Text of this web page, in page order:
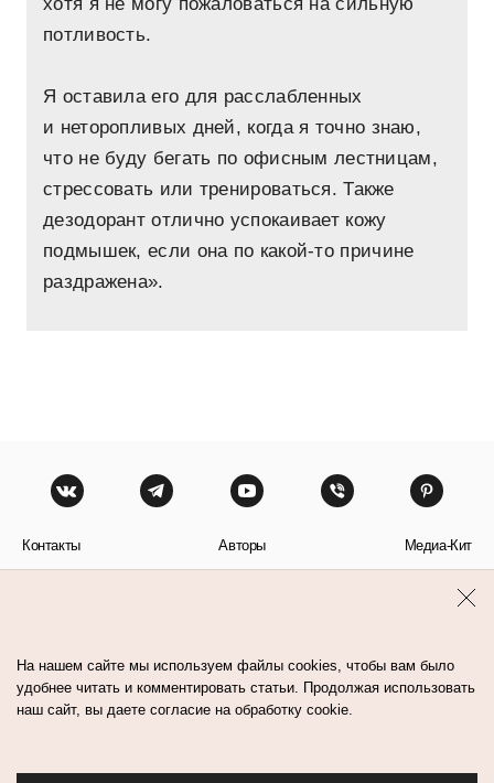
потливость.
Я оставила его для расслабленных
и неторопливых дней, когда я точно знаю,
что не буду бегать по офисным лестницам,
стрессовать или тренироваться. Также
дезодорант отлично успокаивает кожу
подмышек, если она по какой-то причине
раздражена».
Контакты Авторы Медиа-Кит
На нашем сайте мы используем файлы cookies, чтобы вам было
удобнее читать и комментировать статьи. Продолжая использовать
наш сайт, вы даете согласие на обработку cookie.